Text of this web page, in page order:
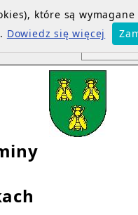
które są
Dowiedz się więcej